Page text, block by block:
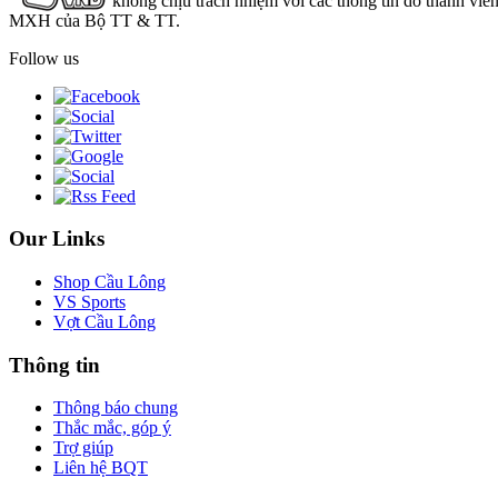
MXH của Bộ TT & TT.
Follow us
Our Links
Shop Cầu Lông
VS Sports
Vợt Cầu Lông
Thông tin
Thông báo chung
Thắc mắc, góp ý
Trợ giúp
Liên hệ BQT